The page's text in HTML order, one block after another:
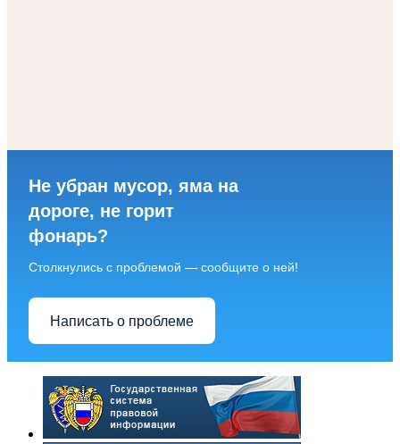
Не убран мусор, яма на
дороге, не горит
фонарь?
Столкнулись с проблемой — сообщите о ней!
Написать о проблеме